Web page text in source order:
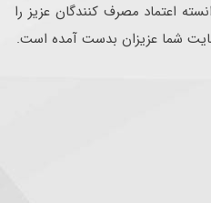
اعتماد مصرف کنندگان عزیز را
شما عزیزان بدست آمده است.